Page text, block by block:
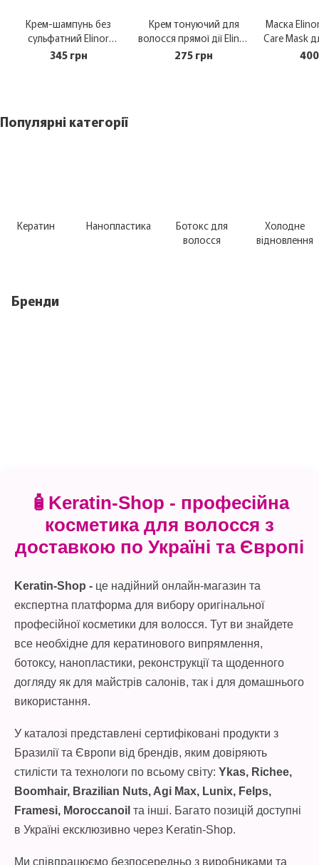
Крем-шампунь без
сульфатний Elinor
Sulphate-free Cream
345 грн
Крем тонуючий для
волосся прямої дії Elinor
To Inspire Direct Colour
275 грн
Маска
Care Mask
відтінків
Популярні категорії
Кератин Нанопластика
Ботокс для
волосся
Холодне
відновлення
Бренди
🧴Keratin-Shop - професійна
косметика для волосся з
доставкою по Україні та Європі
Keratin-Shop - це надійний онлайн-магазин та
експертна платформа для вибору оригінальної
професійної косметики для волосся. Тут ви знайдете
все необхідне для кератинового випрямлення,
ботоксу, нанопластики, реконструкції та щоденного
догляду як для майстрів салонів, так і для домашнього
використання.
У каталозі представлені сертифіковані продукти з
Бразилії та Європи від брендів, яким довіряють
стилісти та технологи по всьому світу: Ykas, Richee,
Boomhair, Brazilian Nuts, Agi Max, Lunix, Felps,
Framesi, Moroccanoil та інші. Багато позицій доступні
в Україні ексклюзивно через Keratin-Shop.
Ми співпрацюємо безпосередньо з виробниками та